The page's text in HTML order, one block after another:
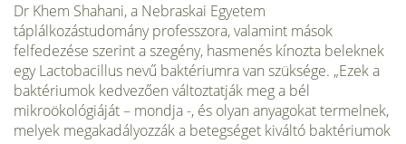
Dr Khem Shahani, a Nebraskai Egyetem
táplálkozástudomány professzora, vala­mint mások
felfedezése szerint a szegény, hasmenés kínozta beleknek
egy Lactobacillus nevű baktériumra van szüksége. „Ezek a
baktériumok kedvező­en változtatják meg a bél
mikroökológiáját – mondja -, és olyan anyagokat ter­melnek,
melyek megakadályozzák a betegséget kiváltó baktériumok